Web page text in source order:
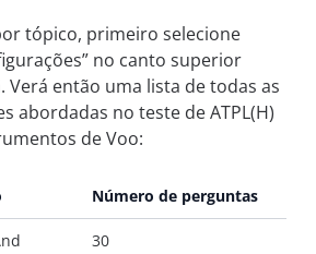
tópico, primeiro selecione
no canto superior
Verá então uma lista de todas as
abordadas no teste de ATPL(H)
de Voo:
Número de perguntas
30